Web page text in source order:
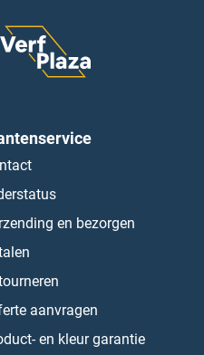
en bezorgen
aanvragen
en kleur garantie